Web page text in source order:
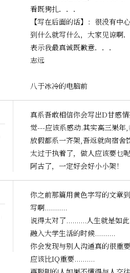
看既狗扎．．．
【写在后面的话】：很没有中
到什么就写什么，大家见谅啊
表示我最真诚既歉意．．．
志远
八于冰冷的电脑前
真系吾敢相信你会写出D甘感
觉---应该系感动.其实高三果年
放假都系一齐架,吾返就向宿舍
太过于执着了，做人应该要乜
阿古了，一定好会好小小架！
你之前那篇用黄色字写的文章
写啊...........
说得太对了..........人生就是如
融入大学生活的时候..........
你会发现与别人沟通真的很重
应该比IQ重要..........